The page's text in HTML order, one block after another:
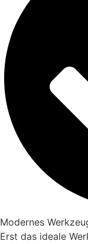
Modernes
Erst das ideale